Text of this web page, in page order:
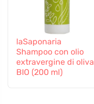
laSaponaria
Shampoo con olio
extravergine di oliva
BIO (200 ml)